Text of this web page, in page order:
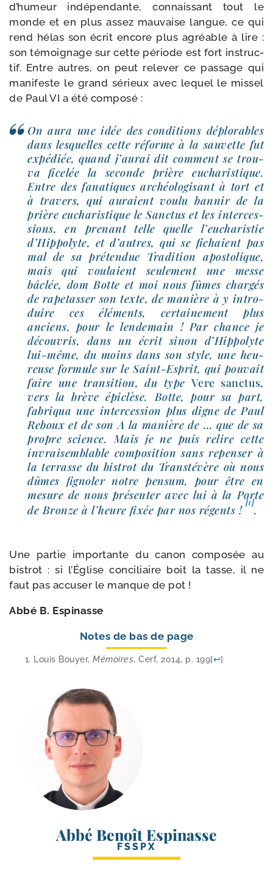
d’humeur indé­pen­dante, connais­sant tout le
monde et en plus assez mau­vaise langue, ce qui
rend hélas son écrit encore plus agréable à lire :
son témoi­gnage sur cette période est fort ins­truc­
tif. Entre autres, on peut rele­ver ce pas­sage qui
mani­feste le grand sérieux avec lequel le mis­sel
de Paul VI a été composé :
On aura une idée des condi­tions déplo­rables
dans les­quelles cette réforme à la sau­vette fut
expé­diée, quand j’aurai dit com­ment se trou­
va fice­lée la seconde prière eucha­ris­tique.
Entre des fana­tiques archéo­lo­gi­sant à tort et
à tra­vers, qui auraient vou­lu ban­nir de la
prière eucha­ris­tique le Sanctus et les inter­ces­
sions, en pre­nant telle quelle l’eucharistie
d’Hippolyte, et d’autres, qui se fichaient pas
mal de sa pré­ten­due Tradition apos­to­lique,
mais qui vou­laient seule­ment une messe
bâclée, dom Botte et moi nous fûmes char­gés
de rape­tas­ser son texte, de manière à y intro­
duire ces élé­ments, cer­tai­ne­ment plus
anciens, pour le len­de­main ! Par chance je
décou­vris, dans un écrit sinon d’Hippolyte
lui-​même, du moins dans son style, une heu­
reuse for­mule sur le Saint-​Esprit, qui pou­vait
faire une tran­si­tion, du type Vere sanc­tus,
vers la brève épi­clèse. Botte, pour sa part,
fabri­qua une inter­ces­sion plus digne de Paul
Reboux et de son A la manière de … que de sa
propre science. Mais je ne puis relire cette
invrai­sem­blable com­po­si­tion sans repen­ser à
la ter­rasse du bis­trot du Transtévère où nous
dûmes figno­ler notre pen­sum, pour être en
mesure de nous pré­sen­ter avec lui à la Porte
de Bronze à l’heure fixée par nos régents !
[1]
.
Une par­tie impor­tante du canon com­po­sée au
bis­trot : si l’Église conci­liaire boit la tasse, il ne
faut pas accu­ser le manque de pot !
Abbé B. Espinasse
Notes de bas de page
Louis Bouyer, Mémoires, Cerf, 2014, p. 199[↩]
Abbé Benoît Espinasse
FSSPX